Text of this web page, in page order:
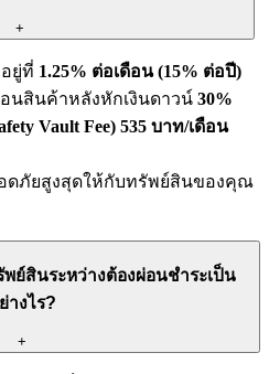
+
อยู่ที่ 1.25% ต่อเดือน (15% ต่อปี)
นสินค้าหลังหักเงินดาวน์ 30%
Vault Fee) 535 บาท/เดือน
ดภัยสูงสุดให้กับทรัพย์สินของคุณ
ย์สินระหว่างต้องผ่อนชำระเป็น
างไร?
+